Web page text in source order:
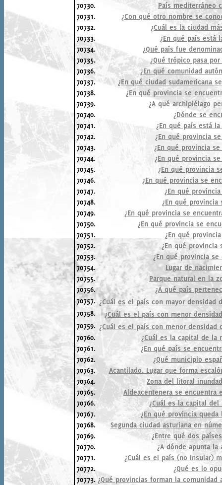
70730.
País mediterráneo
70731.
¿Con qué otro nombre se
70732.
¿Cuál es la ciudad
70733.
¿En qué país está
70734.
¿Qué país fue
70735.
¿Qué trópico pasa
70736.
¿En qué comunidad
70737.
¿En qué ciudad sudamericana
70738.
¿En qué provincia se
70739.
¿A qué archipiélago
70740.
¿Dónde se
70741.
¿En qué país está
70742.
¿En qué provincia
70743.
¿En qué provincia
70744.
¿En qué provincia
70745.
¿En qué provincia
70746.
¿En qué provincia se
70747.
¿En qué
70748.
¿En qué provincia
70749.
¿En qué provincia se
70750.
¿En qué provincia se
70751.
¿En qué
70752.
¿En qué provincia
70753.
¿En qué provincia
70754.
Lugar de
70755.
Parque natural en la
70756.
¿A qué país
70757. ¿Cuál es el país con mayor densidad
70758.
¿Cuál es el país con menor
70759. ¿Cuál es el país con menor densidad
70760.
¿Cuál es la capital de la
70761.
¿En qué país se
70762.
¿Qué municipio
70763.
Acantilado. Lugar que forma
70764.
Zona del litoral
70765.
Aldeacentenera se encuentra
70766.
¿Cuál es la capital
70767.
¿En qué provincia
70768.
Segunda ciudad asturiana en
70769.
¿Entre qué dos
70770.
¿A dónde apunta la
70771.
¿Cuál es el país (no insular)
70772.
¿Qué es lo
70773. ¿Qué provincias forman la comunidad